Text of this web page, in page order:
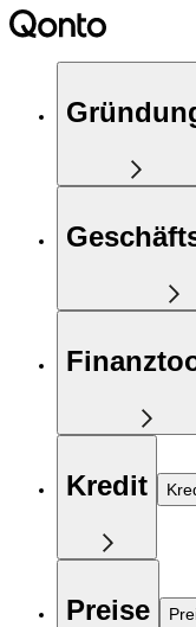
Kredit
Preise